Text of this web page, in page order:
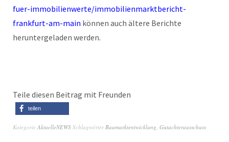
fuer-immobilienwerte/immobilienmarktbericht-
frankfurt-am-main können auch ältere Berichte
heruntergeladen werden.
Teile diesen Beitrag mit Freunden
teilen
Kategorie AktuelleNEWS Schlagwörter Baumarktentwicklung Gutachterausschuss